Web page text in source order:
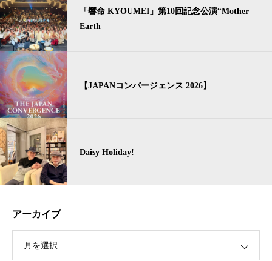
「響命 KYOUMEI」第10回記念公演“Mother
Earth
【JAPANコンバージェンス 2026】
Daisy Holiday!
アーカイブ
月を選択